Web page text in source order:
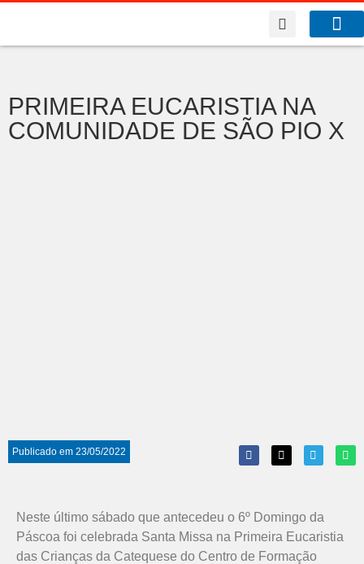
PRIMEIRA EUCARISTIA NA
COMUNIDADE DE SÃO PIO X
Publicado em 23/05/2022
Neste último sábado que antecedeu o 6º Domingo da
Páscoa foi celebrada Santa Missa na Primeira Eucaristia
das Crianças da Catequese do Centro de Formação